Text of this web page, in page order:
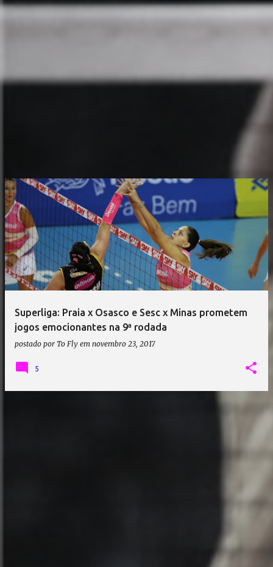
Superliga: Praia x Osasco e Sesc x Minas prometem
jogos emocionantes na 9ª rodada
postado por To Fly em novembro 23, 2017
5